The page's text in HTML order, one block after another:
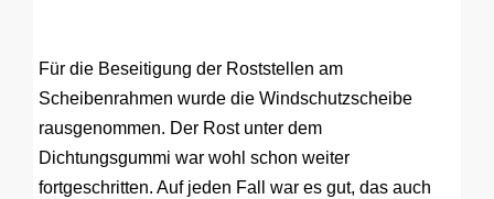
Für die Beseitigung der Roststellen am
Scheibenrahmen wurde die Windschutzscheibe
rausgenommen. Der Rost unter dem
Dichtungsgummi war wohl schon weiter
fortgeschritten. Auf jeden Fall war es gut, das auch